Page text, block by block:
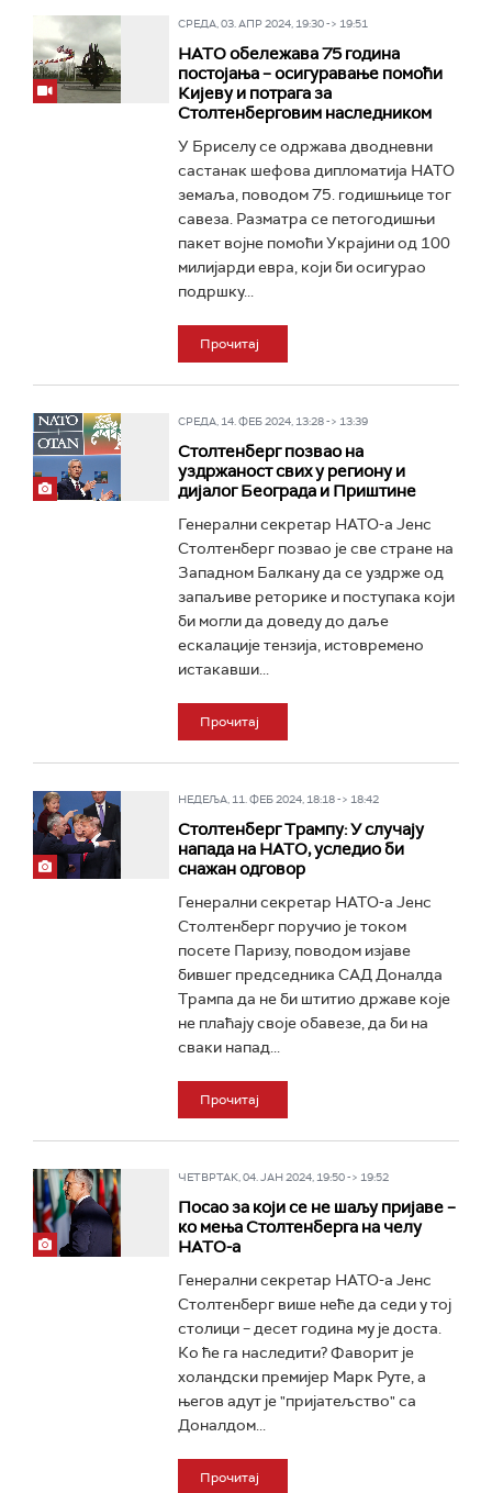
СРЕДА, 03. АПР 2024, 19:30 -> 19:51
НАТО обележава 75 година
постојања – осигуравање помоћи
Кијеву и потрага за
Столтенбергoвим наследником
У Бриселу се одржава дводневни
састанак шефова дипломатија НАТО
земаља, поводом 75. годишњице тог
савеза. Разматра се петогодишњи
пакет војне помоћи Украјини од 100
милијарди евра, који би осигурао
подршку...
Прочитај
СРЕДА, 14. ФЕБ 2024, 13:28 -> 13:39
Столтенберг позвао на
уздржаност свих у региону и
дијалог Београда и Приштине
Генерални секретар НАТО-а Јенс
Столтенберг позвао је све стране на
Западном Балкану да се уздрже од
запаљиве реторике и поступака који
би могли да доведу до даље
ескалације тензија, истовремено
истакавши...
Прочитај
НЕДЕЉА, 11. ФЕБ 2024, 18:18 -> 18:42
Столтенберг Трампу: У случају
напада на НАТО, уследио би
снажан одговор
Генерални секретар НАТО-а Јенс
Столтенберг поручио је током
посете Паризу, поводом изјаве
бившег председника САД Доналда
Трампа да не би штитио државе које
не плаћају своје обавезе, да би на
сваки напад...
Прочитај
ЧЕТВРТАК, 04. ЈАН 2024, 19:50 -> 19:52
Посао за који се не шаљу пријаве –
ко мења Столтенберга на челу
НАТО-а
Генерални секретар НАТО-а Јенс
Столтенберг више неће да седи у тој
столици – десет година му је доста.
Ко ће га наследити? Фаворит је
холандски премијер Марк Руте, а
његов адут је "пријатељство" са
Доналдом...
Прочитај